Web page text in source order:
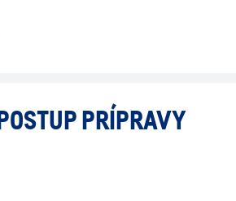
PRÍPRAVY